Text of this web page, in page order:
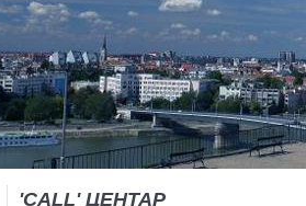
'CALL' ЦЕНТАР